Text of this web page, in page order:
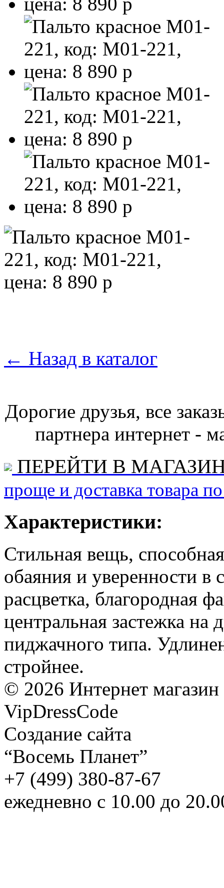
← Назад в каталог
Дорогие друзья, все
партнера интернет -
ПЕРЕЙТИ В
проще и доставка товара
Характеристики:
Стильная вещь,
обаяния и уверенности в
расцветка, благородная
центральная застежка
пиджачного типа.
стройнее.
© 2026 Интернет магазин
VipDressCode
Создание сайта
“Восемь Планет”
+7 (499) 380-87-67
ежедневно с 10.00 до